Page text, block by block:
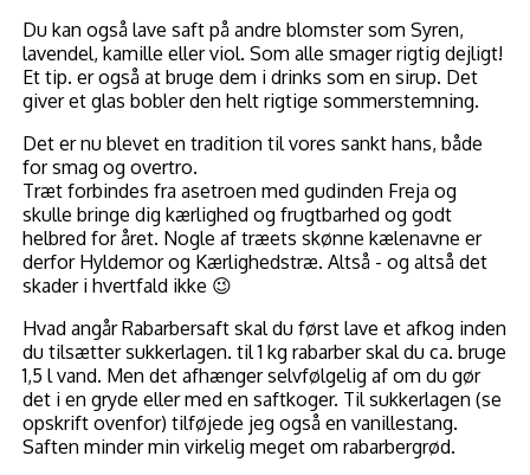
Du kan også lave saft på andre blomster som Syren,
lavendel, kamille eller viol. Som alle smager rigtig dejligt!
Et tip. er også at bruge dem i drinks som en sirup. Det
giver et glas bobler den helt rigtige sommerstemning.
Det er nu blevet en tradition til vores sankt hans, både
for smag og overtro.
Træt forbindes fra asetroen med gudinden Freja og
skulle bringe dig kærlighed og frugtbarhed og godt
helbred for året. Nogle af træets skønne kælenavne er
derfor Hyldemor og Kærlighedstræ. Altså - og altså det
skader i hvertfald ikke 😉
Hvad angår Rabarbersaft skal du først lave et afkog inden
du tilsætter sukkerlagen. til 1 kg rabarber skal du ca. bruge
1,5 l vand. Men det afhænger selvfølgelig af om du gør
det i en gryde eller med en saftkoger. Til sukkerlagen (se
opskrift ovenfor) tilføjede jeg også en vanillestang.
Saften minder min virkelig meget om rabarbergrød.